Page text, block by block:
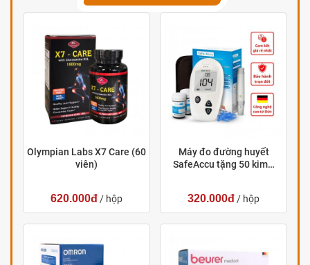
Olympian Labs X7 Care (60
viên)
620.000đ / hộp
Máy đo đường huyết
SafeAccu tặng 50 kim…
320.000đ / hộp